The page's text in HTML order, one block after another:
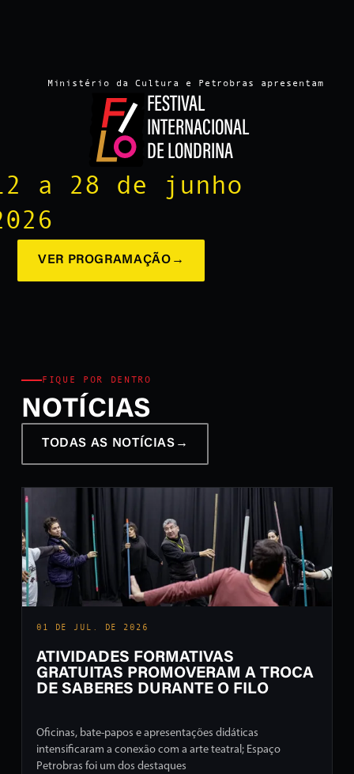
Ministério da Cultura e Petrobras apresentam
FESTIVAL
INTERNACIONAL
DE LONDRINA
a 28 de junho
VER PROGRAMAÇÃO →
FIQUE POR DENTRO
NOTÍCIAS
TODAS AS NOTÍCIAS →
01 DE JUL. DE 2026
ATIVIDADES FORMATIVAS
GRATUITAS PROMOVERAM A TROCA
DE SABERES DURANTE O FILO
Oficinas, bate-papos e apresentações didáticas
intensificaram a conexão com a arte teatral; Espaço
Petrobras foi um dos destaques